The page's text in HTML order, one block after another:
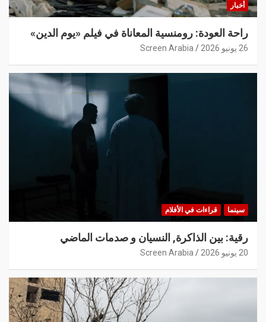
أخبار
راحة العودة: رومنسية المعاناة في فيلم «يوم الدين»
26 يونيو 2026 Screen Arabia
سينما قراءات في الأفلام
رقية: بين الذاكرة, النسيان و صدمات الماضي
20 يونيو 2026 Screen Arabia